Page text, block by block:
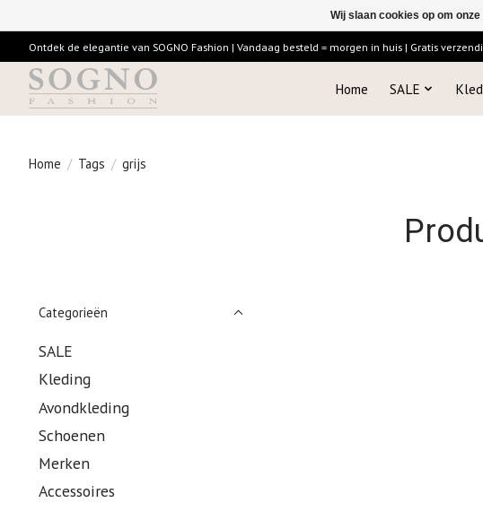
Ontdek de elegantie van SOGNO Fashion | Vandaag besteld = morgen in huis | Gratis
Home SALE
Home / Tags / grijs
Categorieën
SALE
Kleding
Avondkleding
Schoenen
Merken
Accessoires
Wij slaan cookies op om